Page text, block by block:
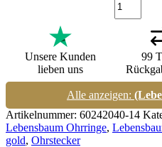
Unsere Kunden
lieben uns
99
Alle anzeigen:
Artikelnummer: 60242040-14
Lebensbaum Ohrringe,
gold, Ohrstecker